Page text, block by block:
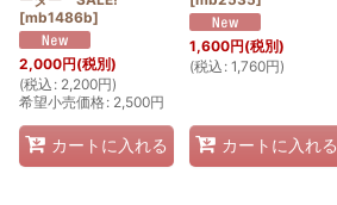
[mb1486b]
2,000円(税別)
(税込 : 2,200円)
希望小売価格: 2,500円
カートに入れる
1,600円(税別)
(税込 : 1,760円)
カートに入れる